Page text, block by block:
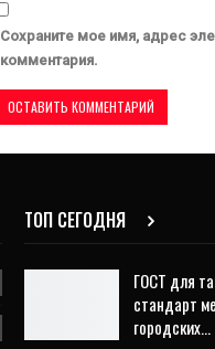
Сохраните мое имя, адрес
комментария.
ТОП СЕГОДНЯ
ГОСТ для
стандарт
городских…